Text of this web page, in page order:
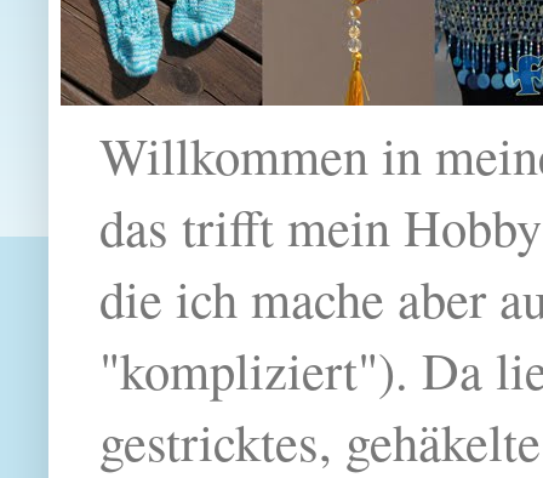
Willkommen in
das trifft mein
die ich mache aber
"kompliziert"). Da
gestricktes,